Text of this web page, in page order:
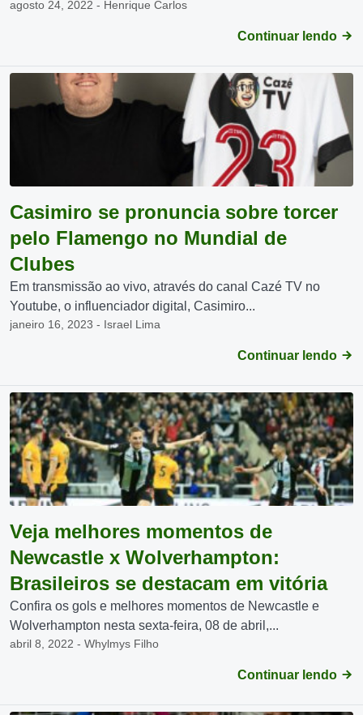
agosto 24, 2022 - Henrique Carlos
Continuar lendo
Casimiro se pronuncia sobre torcer
pelo Flamengo no Mundial de
Clubes
Em transmissão ao vivo, através do canal Cazé TV no
Youtube, o influenciador digital, Casimiro...
janeiro 16, 2023 - Israel Lima
Continuar lendo
Veja melhores momentos de
Newcastle x Wolverhampton:
Brasileiros se destacam em vitória
Confira os gols e melhores momentos de Newcastle e
Wolverhampton nesta sexta-feira, 08 de abril,...
abril 8, 2022 - Whylmys Filho
Continuar lendo